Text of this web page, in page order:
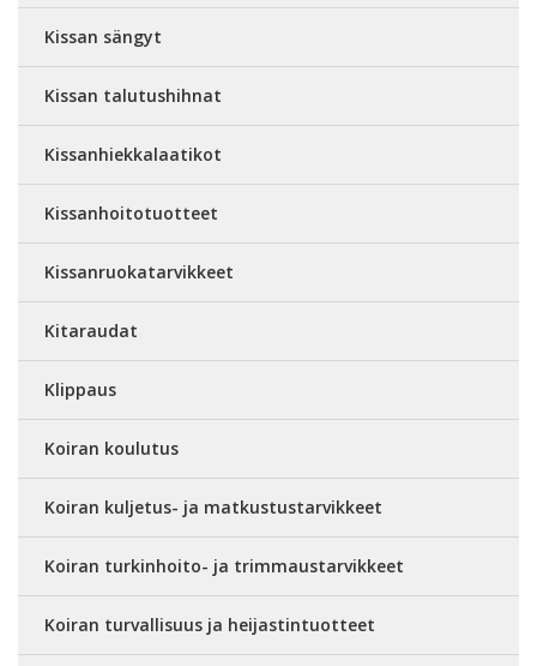
Kissan sängyt
Kissan talutushihnat
Kissanhiekkalaatikot
Kissanhoitotuotteet
Kissanruokatarvikkeet
Kitaraudat
Klippaus
Koiran koulutus
Koiran kuljetus- ja matkustustarvikkeet
Koiran turkinhoito- ja trimmaustarvikkeet
Koiran turvallisuus ja heijastintuotteet